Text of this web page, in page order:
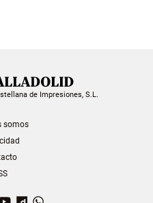
de Impresiones, S.L.
somos